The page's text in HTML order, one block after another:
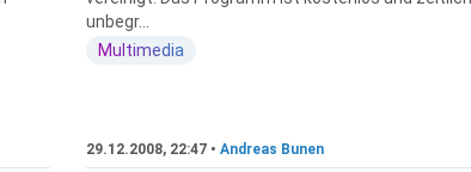
unbegr...
Multimedia
29.12.2008, 22:47 • Andreas Bunen